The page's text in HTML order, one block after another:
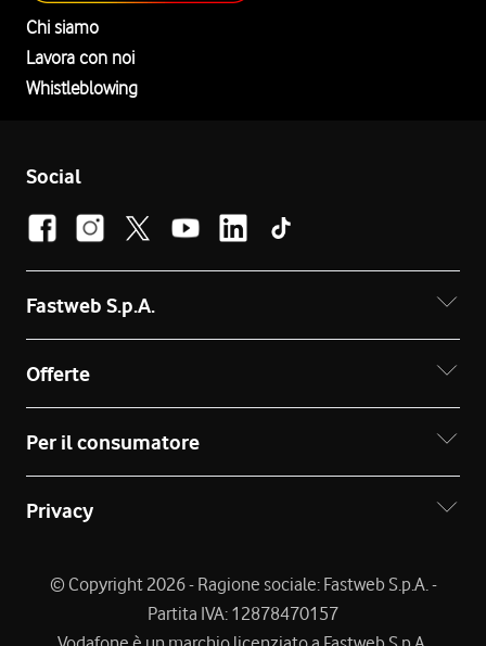
Chi siamo
Lavora con noi
Whistleblowing
Social
Fastweb S.p.A.
Offerte
Per il consumatore
Privacy
© Copyright 2026 - Ragione sociale: Fastweb S.p.A. -
Partita IVA: 12878470157